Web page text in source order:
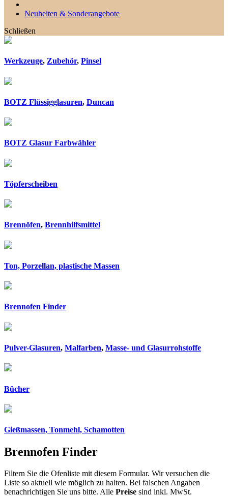
Neuheiten & Sonderangebote
Schließen
Werkzeuge, Zubehör, Pinsel
BOTZ Flüssigglasuren, Duncan
BOTZ Glasur Farbwähler
Töpferscheiben
Brennöfen, Brennhilfsmittel
Ton, Porzellan, plastische Massen
Brennofen Finder
Pulver-Glasuren, Malfarben, Masse- und Glasurrohstoffe
Bücher
Gießmassen, Tonmehl, Schamotten
Brennofen Finder
Filtern Sie die Ofenliste mit diesem Formular. Wir versuchen die
Liste so aktuell wie möglich zu halten. Bei falschen Angaben
benachrichtigen Sie uns bitte. Alle Preise sind inkl. MwSt.